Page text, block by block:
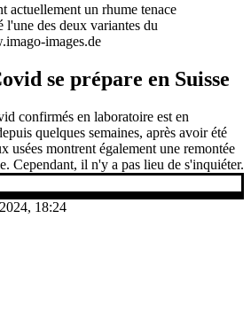
actuellement un rhume tenace
des deux variantes du
images.de
se prépare en Suisse
confirmés en laboratoire est en
quelques semaines, après avoir été
usées montrent également une remontée
Cependant, il n'y a pas lieu de s'inquiéter.
18:24